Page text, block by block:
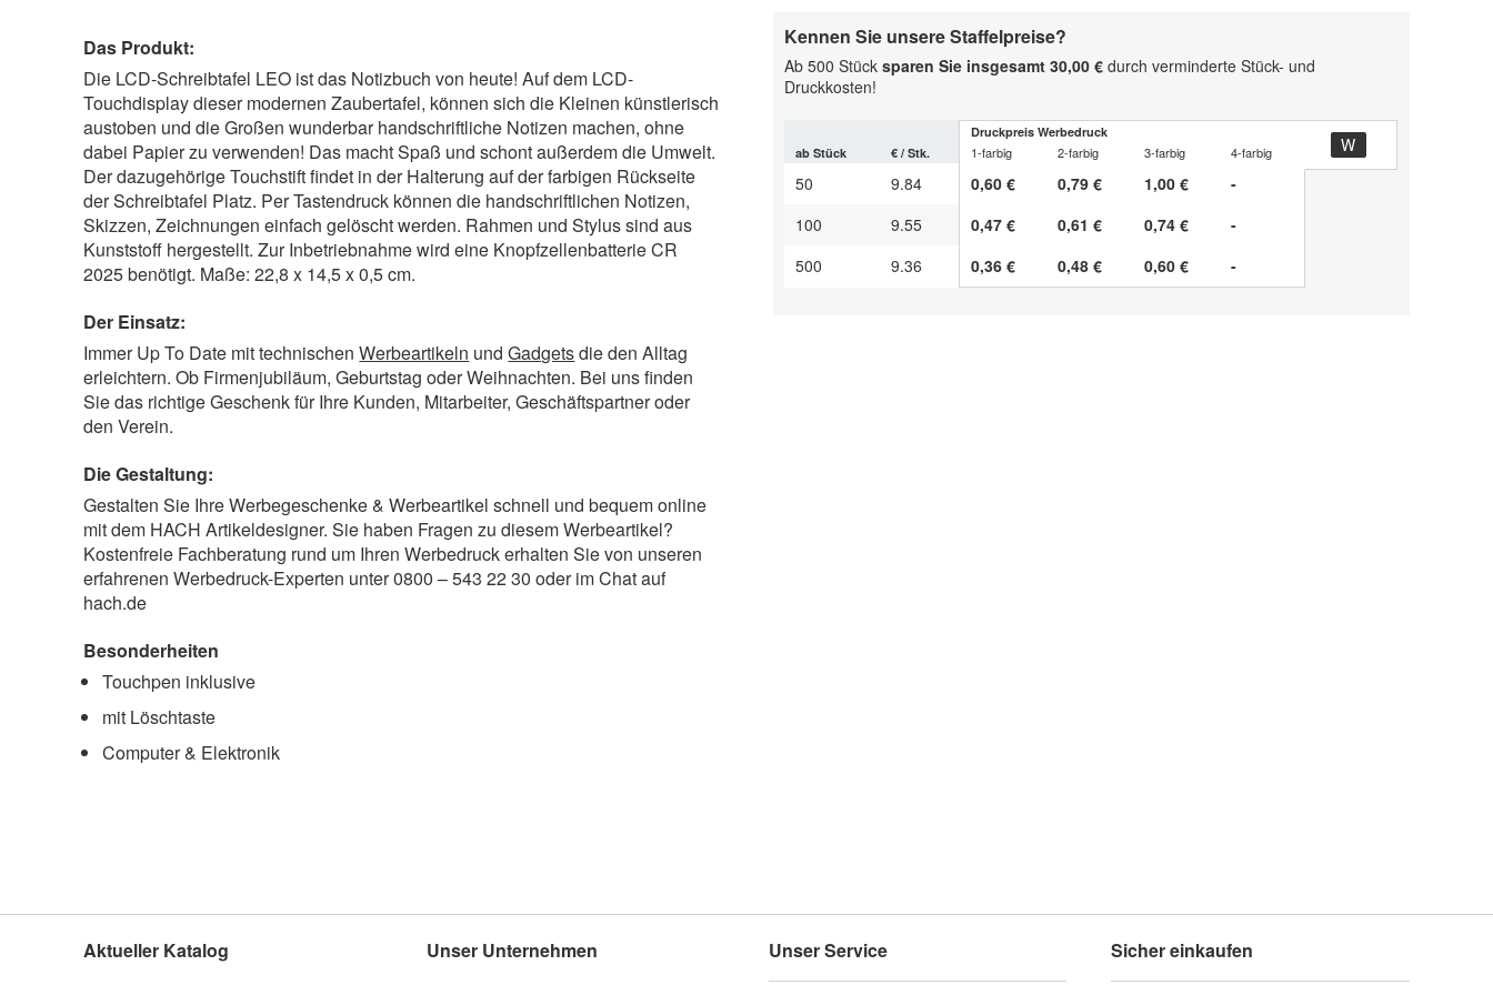
Das Produkt:
Die LCD-Schreibtafel LEO ist das Notizbuch von heute! Auf dem LCD-
Touchdisplay dieser modernen Zaubertafel, können sich die Kleinen künstlerisch
austoben und die Großen wunderbar handschriftliche Notizen machen, ohne
dabei Papier zu verwenden! Das macht Spaß und schont außerdem die Umwelt.
Der dazugehörige Touchstift findet in der Halterung auf der farbigen Rückseite
der Schreibtafel Platz. Per Tastendruck können die handschriftlichen Notizen,
Skizzen, Zeichnungen einfach gelöscht werden. Rahmen und Stylus sind aus
Kunststoff hergestellt. Zur Inbetriebnahme wird eine Knopfzellenbatterie CR
2025 benötigt. Maße: 22,8 x 14,5 x 0,5 cm.
Der Einsatz:
Immer Up To Date mit technischenWerbeartikeln undGadgetsdie den Alltag
erleichtern. Ob Firmenjubiläum, Geburtstag oder Weihnachten. Bei uns finden
Sie das richtige Geschenk für Ihre Kunden, Mitarbeiter, Geschäftspartner oder
den Verein.
Die Gestaltung:
Gestalten Sie Ihre Werbegeschenke & Werbeartikel schnell und bequem online
mit dem HACH Artikeldesigner. Sie haben Fragen zu diesem Werbeartikel?
Kostenfreie Fachberatung rund um Ihren Werbedruck erhalten Sie von unseren
erfahrenen Werbedruck-Experten unter 0800 – 543 22 30 oder im Chat auf
hach.de
Besonderheiten
Touchpen inklusive
mit Löschtaste
Computer & Elektronik
Kennen Sie unsere Staffelpreise?
Ab 500 Stück sparen Sie insgesamt 30,00 € durch verminderte Stück- und
Druckkosten!
Druckpreis Werbedruck
ab Stück
€ / Stk. 1-farbig 2-farbig 3-farbig 4-farbig
50 9.84 0,60 € 0,79 € 1,00 €
-
100
9.55 0,47 € 0,61 € 0,74 €
-
500
9.36 0,36 € 0,48 € 0,60 € -
Aktueller Katalog Unser Unternehmen Unser Service Sicher einkaufen